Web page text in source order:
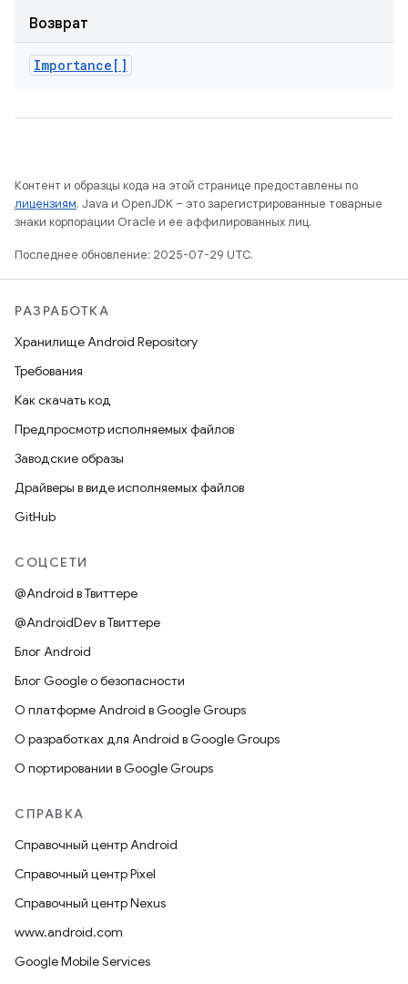
Возврат
Importance[]
Контент и образцы кода на этой странице предоставлены по
лицензиям. Java и OpenJDK – это зарегистрированные товарные
знаки корпорации Oracle и ее аффилированных лиц.
Последнее обновление: 2025-07-29 UTC.
РАЗРАБОТКА
Хранилище Android Repository
Требования
Как скачать код
Предпросмотр исполняемых файлов
Заводские образы
Драйверы в виде исполняемых файлов
GitHub
СОЦСЕТИ
@Android в Твиттере
@AndroidDev в Твиттере
Блог Android
Блог Google о безопасности
О платформе Android в Google Groups
О разработках для Android в Google Groups
О портировании в Google Groups
СПРАВКА
Справочный центр Android
Справочный центр Pixel
Справочный центр Nexus
www.android.com
Google Mobile Services